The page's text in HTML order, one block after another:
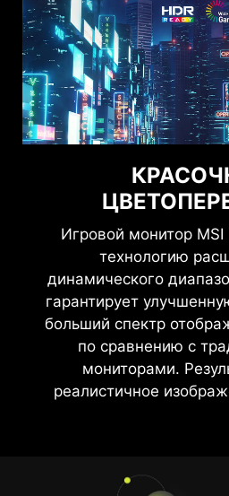
Игровой монитор
технологию
динамического
гарантирует
больший спектр
по сравнению с
мониторами.
реалистичное